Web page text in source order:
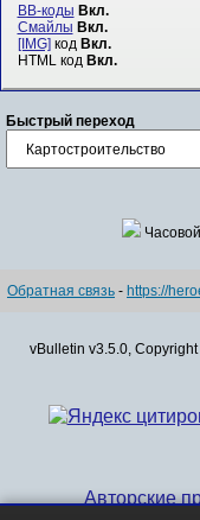
BB-коды Вкл.
Смайлы Вкл.
[IMG]код Вкл.
HTML код Вкл.
Быстрый переход
Обратная связь - https://
vBulletin v3.5.0,
Авторские